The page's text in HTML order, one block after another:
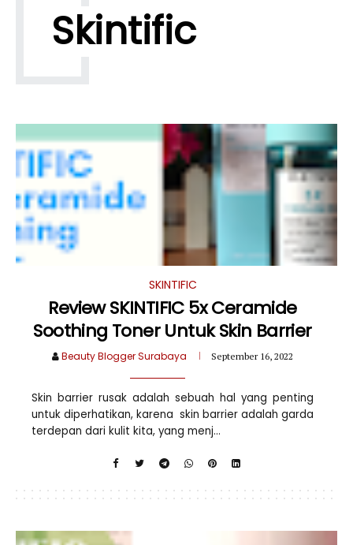
Skintific
SKINTIFIC
Review SKINTIFIC 5x Ceramide
Soothing Toner Untuk Skin Barrier
Beauty Blogger Surabaya September 16, 2022
Skin barrier rusak adalah sebuah hal yang penting
untuk diperhatikan, karena skin barrier adalah garda
terdepan dari kulit kita, yang menj...